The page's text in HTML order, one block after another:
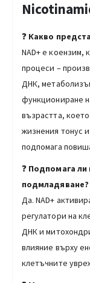
❓ Какво
NAD+ е коензим,
процеси –
ДНК,
функциониране
възрастта,
жизнения тонус
подпомага
❓ Подпомага ли
подмладяване?
Да. NAD+
регулатори на
ДНК и
влияние върху
клетъчните